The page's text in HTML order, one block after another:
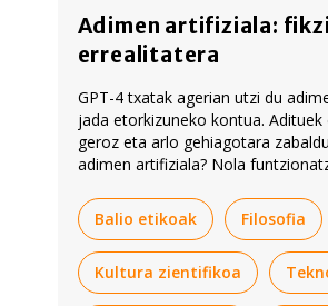
Adimen artifiziala:
errealitatera
GPT-4 txatak agerian utzi du
jada etorkizuneko kontua.
geroz eta arlo gehiagotara
adimen artifiziala? Nola
Balio etikoak
Filosofia
Kultura zientifikoa